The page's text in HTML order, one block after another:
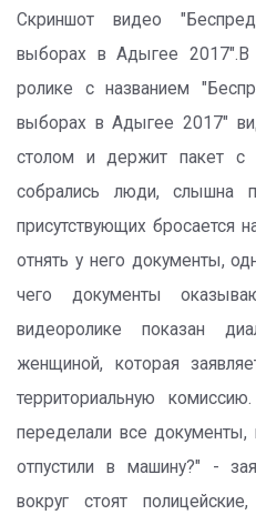
Скриншот видео
выборах в Адыгее 2017".В
ролике с названием
выборах в Адыгее 2017"
столом и держит пакет с
собрались люди, слышна
присутствующих бросается
отнять у него документы,
чего документы
видеоролике показан
женщиной, которая
территориальную
переделали все
отпустили в машину?" -
вокруг стоят